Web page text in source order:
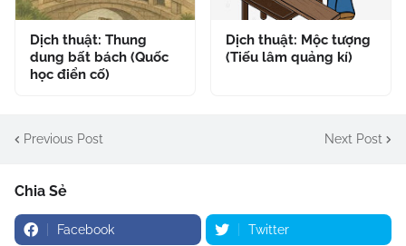
Dịch thuật: Thung
dung bất bách (Quốc
học điển cố)
Dịch thuật: Mộc tượng
(Tiếu lâm quảng kí)
Previous Post Next Post
Chia Sẻ
Facebook Twitter